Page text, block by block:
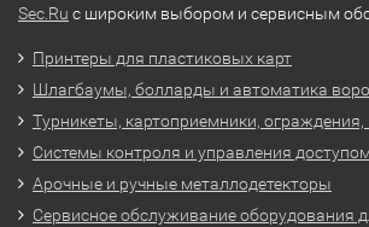
Sec.Ru с широким выбором и сервисным
Принтеры для пластиковых карт
Шлагбаумы, болларды и автоматика
Турникеты, картоприемники, ограждения,
Системы контроля и управления доступом
Арочные и ручные металлодетекторы
Сервисное обслуживание оборудования